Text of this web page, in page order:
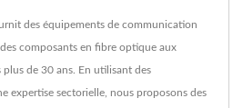
des équipements de communication
composants en fibre optique aux
de 30 ans. En utilisant des
expertise sectorielle, nous proposons des